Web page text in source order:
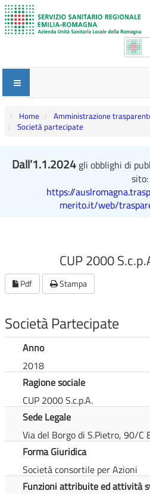
Home Amministrazione
Società partecipate
Dall’1.1.2024 gli obblighi di
sito:
https://
merito.it/web/
CUP 2000
Pdf Stampa
Società Partecipate
Anno
2018
Ragione sociale
CUP 2000 S.c.p.A.
Sede Legale
Via del Borgo di S.Pietro, 90/C
Forma Giuridica
Società consortile per Azioni
Funzioni attribuite ed attività